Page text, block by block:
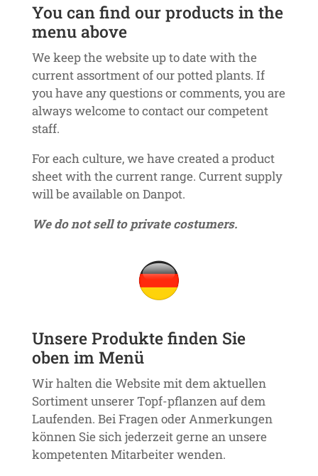
You can find our products in the
menu above
We keep the website up to date with the
current assortment of our potted plants. If
you have any questions or comments, you are
always welcome to contact our competent
staff.
For each culture, we have created a product
sheet with the current range. Current supply
will be available on Danpot.
We do not sell to private costumers.
Unsere Produkte finden Sie
oben im Menü
Wir halten die Website mit dem aktuellen
Sortiment unserer Topf-pflanzen auf dem
Laufenden. Bei Fragen oder Anmerkungen
können Sie sich jederzeit gerne an unsere
kompetenten Mitarbeiter wenden.